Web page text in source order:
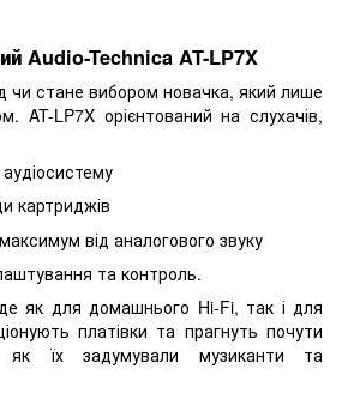
Audio-Technica AT-LP7X
чи стане вибором новачка, який лише
AT-LP7X орієнтований на слухачів,
картриджів
від аналогового звуку
та контроль.
як для домашнього Hi-Fi, так і для
платівки та прагнуть почути
їх задумували музиканти та